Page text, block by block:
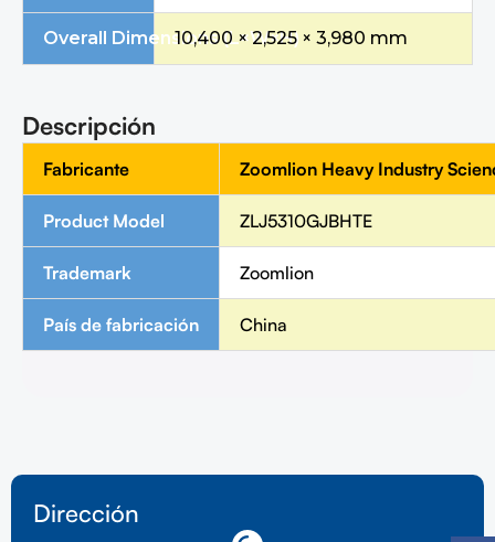
Overall Dimensions (L×W×H)
10,400 × 2,525 × 3,980 mm
Descripción
Fabricante Zoomlion Heavy Industry
Product Model ZLJ5310GJBHTE
Trademark Zoomlion
País de fabricación China
Dirección